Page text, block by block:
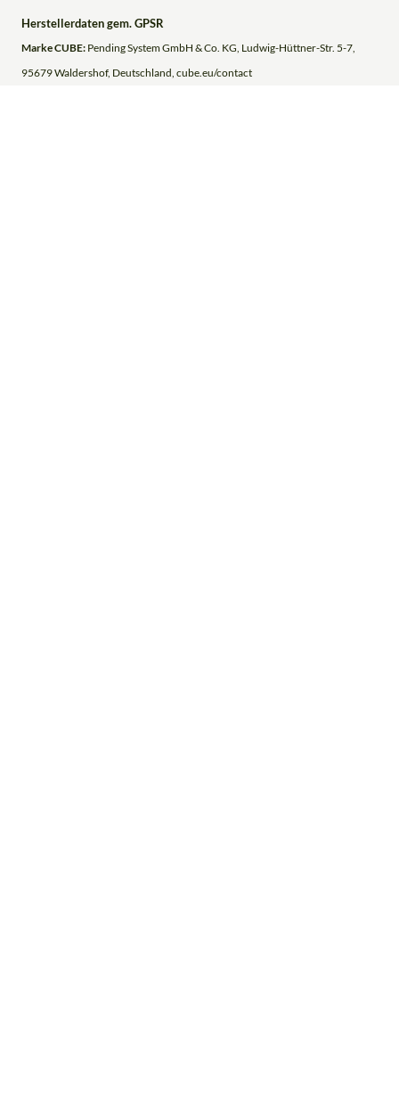
Herstellerdaten gem. GPSR
Marke CUBE: Pending System GmbH & Co. KG, Ludwig-Hüttner-Str. 5-7,
95679 Waldershof, Deutschland, cube.eu/contact